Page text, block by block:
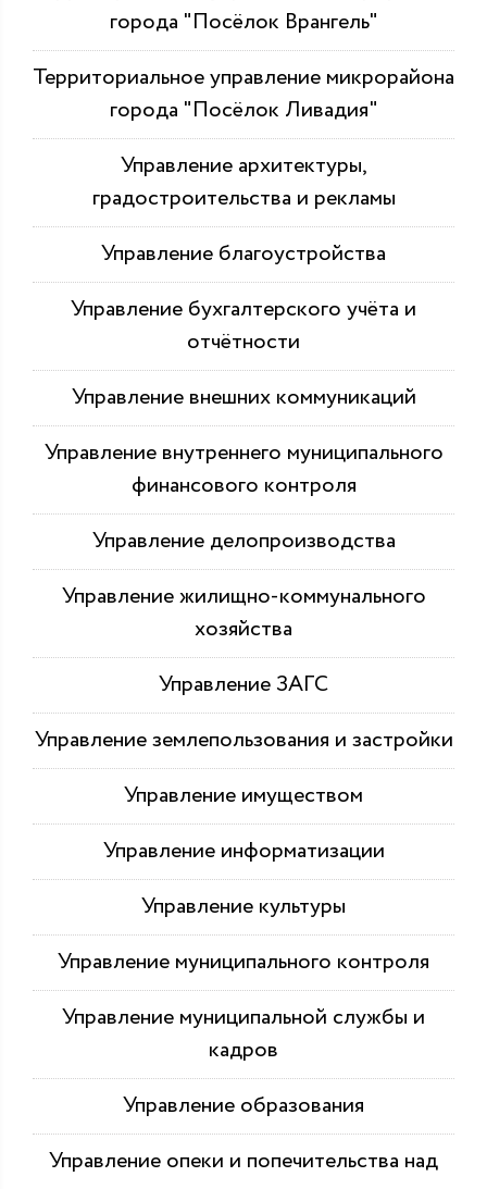
города "Посёлок Врангель"
Территориальное управление микрорайона
города "Посёлок Ливадия"
Управление архитектуры,
градостроительства и рекламы
Управление благоустройства
Управление бухгалтерского учёта и
отчётности
Управление внешних коммуникаций
Управление внутреннего муниципального
финансового контроля
Управление делопроизводства
Управление жилищно-коммунального
хозяйства
Управление ЗАГС
Управление землепользования и застройки
Управление имуществом
Управление информатизации
Управление культуры
Управление муниципального контроля
Управление муниципальной службы и
кадров
Управление образования
Управление опеки и попечительства над